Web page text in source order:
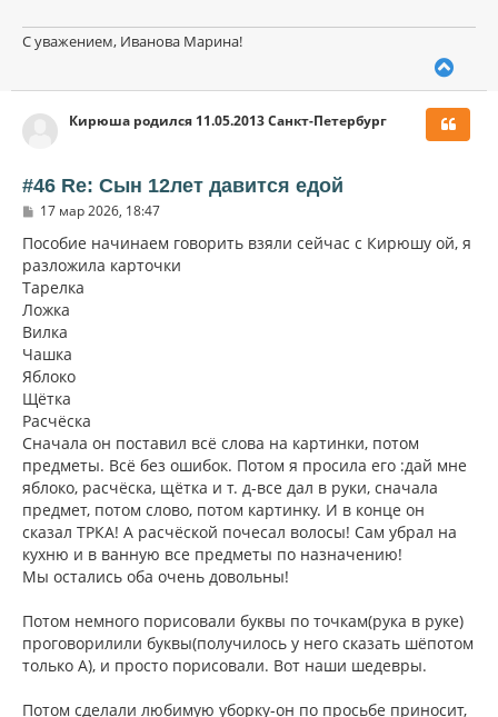
С уважением, Иванова Марина!
у
н
Кирюша родился 11.05.2013 Санкт-Петербург
#46 Re: Сын 12лет давится едой
С
о
щ
е
н
и
е
17 мар 2026, 18:47
Пособие начинаем говорить взяли сейчас с Кирюшу ой, я
разложила карточки
Тарелка
Ложка
Вилка
Чашка
Яблоко
Щётка
Расчёска
Сначала он поставил всё слова на картинки, потом
предметы. Всё без ошибок. Потом я просила его :дай мне
яблоко, расчёска, щётка и т. д-все дал в руки, сначала
предмет, потом слово, потом картинку. И в конце он
сказал ТРКА! А расчёской почесал волосы! Сам убрал на
кухню и в ванную все предметы по назначению!
Мы остались оба очень довольны!
Потом немного порисовали буквы по точкам(рука в руке)
проговорилили буквы(получилось у него сказать шёпотом
только А), и просто порисовали. Вот наши шедевры.
Потом сделали любимую уборку-он по просьбе приносит,